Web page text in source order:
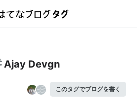
Ajay Devgn
このタグでブログを書く